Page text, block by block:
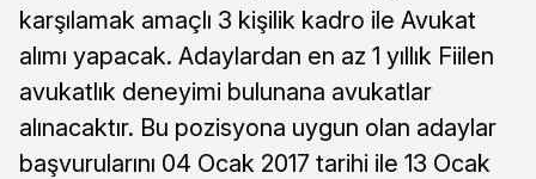
karşılamak amaçlı 3 kişilik kadro ile Avukat
alımı yapacak. Adaylardan en az 1 yıllık Fiilen
avukatlık deneyimi bulunana avukatlar
alınacaktır. Bu pozisyona uygun olan adaylar
başvurularını 04 Ocak 2017 tarihi ile 13 Ocak